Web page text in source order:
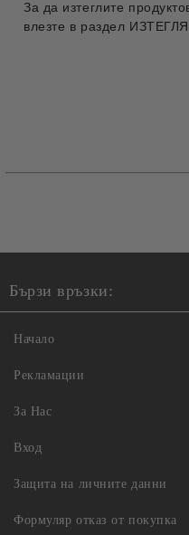
За да изтеглите
влезте в раздел
Бързи връзки:
Начало
Рекламации
За Нас
Вход
Защита на личните данни
Формуляр отказ от покупка